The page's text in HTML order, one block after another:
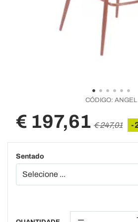
CÓDIGO: ANGEL
€ 197,61 € 247,01 -
Sentado